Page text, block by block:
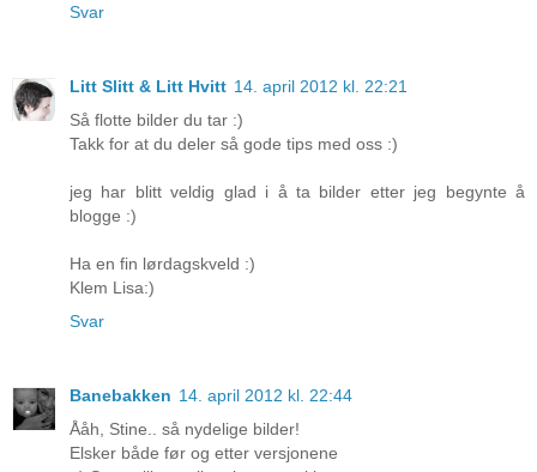
Svar
Litt Slitt & Litt Hvitt 14. april 2012 kl. 22:21
Så flotte bilder du tar :)
Takk for at du deler så gode tips med oss :)
jeg har blitt veldig glad i å ta bilder etter jeg begynte å
blogge :)
Ha en fin lørdagskveld :)
Klem Lisa:)
Svar
Banebakken 14. april 2012 kl. 22:44
Ååh, Stine.. så nydelige bilder!
Elsker både før og etter versjonene